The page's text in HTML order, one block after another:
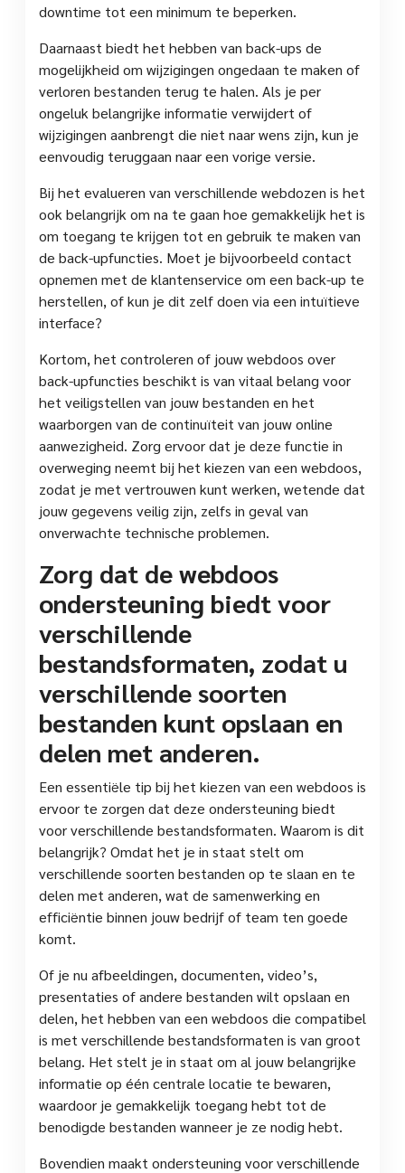
downtime tot een minimum te beperken.
Daarnaast biedt het hebben van back-ups de
mogelijkheid om wijzigingen ongedaan te maken of
verloren bestanden terug te halen. Als je per
ongeluk belangrijke informatie verwijdert of
wijzigingen aanbrengt die niet naar wens zijn, kun je
eenvoudig teruggaan naar een vorige versie.
Bij het evalueren van verschillende webdozen is het
ook belangrijk om na te gaan hoe gemakkelijk het is
om toegang te krijgen tot en gebruik te maken van
de back-upfuncties. Moet je bijvoorbeeld contact
opnemen met de klantenservice om een back-up te
herstellen, of kun je dit zelf doen via een intuïtieve
interface?
Kortom, het controleren of jouw webdoos over
back-upfuncties beschikt is van vitaal belang voor
het veiligstellen van jouw bestanden en het
waarborgen van de continuïteit van jouw online
aanwezigheid. Zorg ervoor dat je deze functie in
overweging neemt bij het kiezen van een webdoos,
zodat je met vertrouwen kunt werken, wetende dat
jouw gegevens veilig zijn, zelfs in geval van
onverwachte technische problemen.
Zorg dat de webdoos
ondersteuning biedt voor
verschillende
bestandsformaten, zodat u
verschillende soorten
bestanden kunt opslaan en
delen met anderen.
Een essentiële tip bij het kiezen van een webdoos is
ervoor te zorgen dat deze ondersteuning biedt
voor verschillende bestandsformaten. Waarom is dit
belangrijk? Omdat het je in staat stelt om
verschillende soorten bestanden op te slaan en te
delen met anderen, wat de samenwerking en
efficiëntie binnen jouw bedrijf of team ten goede
komt.
Of je nu afbeeldingen, documenten, video’s,
presentaties of andere bestanden wilt opslaan en
delen, het hebben van een webdoos die compatibel
is met verschillende bestandsformaten is van groot
belang. Het stelt je in staat om al jouw belangrijke
informatie op één centrale locatie te bewaren,
waardoor je gemakkelijk toegang hebt tot de
benodigde bestanden wanneer je ze nodig hebt.
Bovendien maakt ondersteuning voor verschillende